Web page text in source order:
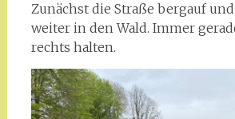
Zunächst die Straße bergauf
weiter in den Wald. Immer
rechts halten.